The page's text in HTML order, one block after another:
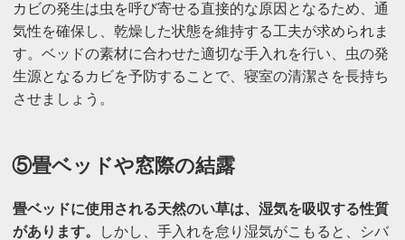
カビの発生は虫を呼び寄せる直接的な原因となるため、通
気性を確保し、乾燥した状態を維持する工夫が求められま
す。ベッドの素材に合わせた適切な手入れを行い、虫の発
生源となるカビを予防することで、寝室の清潔さを長持ち
させましょう。
⑤畳ベッドや窓際の結露
畳ベッドに使用される天然のい草は、湿気を吸収する性質
があります。
しかし、手入れを怠り湿気がこもると、シバ